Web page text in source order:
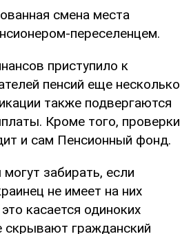
смена места
переселенцем.
приступило к
пенсий еще несколько
также подвергаются
Кроме того, проверки
и сам Пенсионный фонд.
забирать, если
не имеет на них
касается одиноких
скрывают гражданский